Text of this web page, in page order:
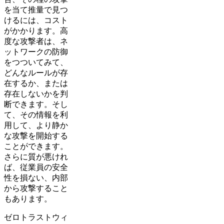
を当て推量で見つ
けるには、コスト
がかかります。高
度な攻撃者は、ネ
ットワークの防御
をつついてみて、
どんなルールが存
在するか、または
存在しないかを判
断できます。そし
て、その情報を利
用して、より静か
な攻撃を開始する
ことができます。
さらに質が悪けれ
ば、従業員の安全
性を損ない、内部
から攻撃すること
もあります。
ゼロトラストウィ